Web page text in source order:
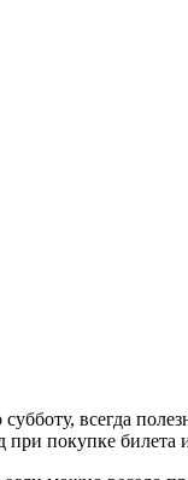
всегда
покупке билета